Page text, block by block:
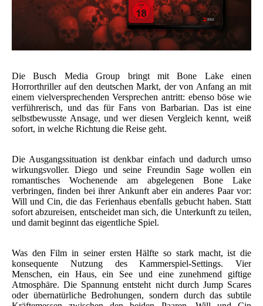
Die Busch Media Group bringt mit Bone Lake einen
Horrorthriller auf den deutschen Markt, der von Anfang an mit
einem vielversprechenden Versprechen antritt: ebenso böse wie
verführerisch, und das für Fans von Barbarian. Das ist eine
selbstbewusste Ansage, und wer diesen Vergleich kennt, weiß
sofort, in welche Richtung die Reise geht.
Die Ausgangssituation ist denkbar einfach und dadurch umso
wirkungsvoller. Diego und seine Freundin Sage wollen ein
romantisches Wochenende am abgelegenen Bone Lake
verbringen, finden bei ihrer Ankunft aber ein anderes Paar vor:
Will und Cin, die das Ferienhaus ebenfalls gebucht haben. Statt
sofort abzureisen, entscheidet man sich, die Unterkunft zu teilen,
und damit beginnt das eigentliche Spiel.
Was den Film in seiner ersten Hälfte so stark macht, ist die
konsequente Nutzung des Kammerspiel-Settings. Vier
Menschen, ein Haus, ein See und eine zunehmend giftige
Atmosphäre. Die Spannung entsteht nicht durch Jump Scares
oder übernatürliche Bedrohungen, sondern durch das subtile